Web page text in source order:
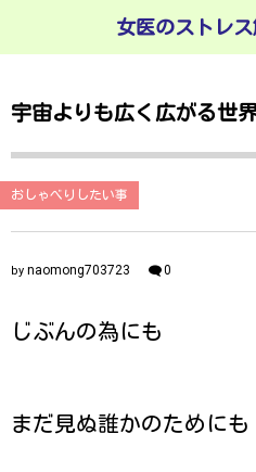
女医のストレ
宇宙よりも広く広がる世
おしゃべりしたい事
by naomong703723 0
じぶんの為にも
まだ見ぬ誰かのためにも